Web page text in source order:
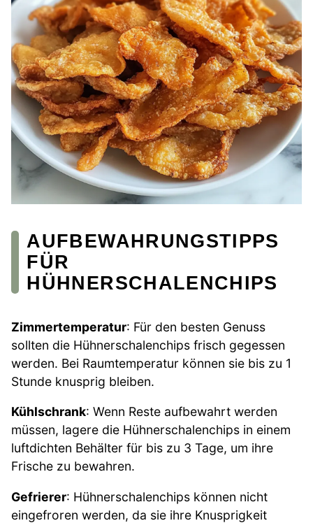
AUFBEWAHRUNGSTIPPS
FÜR
HÜHNERSCHALENCHIPS
Zimmertemperatur: Für den besten Genuss
sollten die Hühnerschalenchips frisch gegessen
werden. Bei Raumtemperatur können sie bis zu 1
Stunde knusprig bleiben.
Kühlschrank: Wenn Reste aufbewahrt werden
müssen, lagere die Hühnerschalenchips in einem
luftdichten Behälter für bis zu 3 Tage, um ihre
Frische zu bewahren.
Gefrierer: Hühnerschalenchips können nicht
eingefroren werden, da sie ihre Knusprigkeit